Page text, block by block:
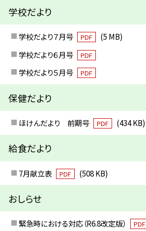
学校だより
学校だより７月号 PDF
(5 MB)
学校だより６月号
PDF
学校だより５月号 PDF
保健だより
ほけんだより 前期号 PDF (434 KB)
給食だより
7月献立表 PDF (508 KB)
おしらせ
緊急時における対応（R6.8改定版） PDF